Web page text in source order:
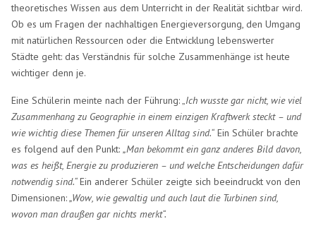
theoretisches Wissen aus dem Unterricht in der Realität sichtbar wird.
Ob es um Fragen der nachhaltigen Energieversorgung, den Umgang
mit natürlichen Ressourcen oder die Entwicklung lebenswerter
Städte geht: das Verständnis für solche Zusammenhänge ist heute
wichtiger denn je.
Eine Schülerin meinte nach der Führung: „ Ich wusste gar nicht, wie viel
Zusammenhang zu Geographie in einem einzigen Kraftwerk steckt – und
wie wichtig diese Themen für unseren Alltag sind.“ Ein Schüler brachte
es folgend auf den Punkt:„Man bekommt ein ganz anderes Bild davon,
was es heißt, Energie zu produzieren – und welche Entscheidungen dafür
notwendig sind.“Ein anderer Schüler zeigte sich beeindruckt von den
Dimensionen:„Wow, wie gewaltig und auch laut die Turbinen sind,
wovon man draußen gar nichts merkt“.